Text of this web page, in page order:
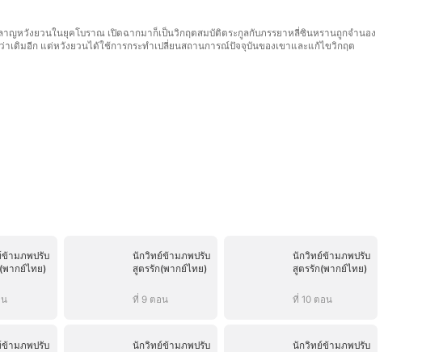
หวังยวนในยุคโบราณ เปิดฉากมาก็เป็นวิกฤตสมบัติตระกูลกับภรรยาหลี่ซินหรานถูกจํานอง
ดิมอีก แต่หวังยวนได้ใช้การกระทำเปลี่ยนสถานการณ์ปัจจุบันของเขาและแก้ไขวิกฤต
ามภพปรับ
พากย์ไทย)
นักวิทย์ข้ามภพปรับ
สูตรรัก(พากย์ไทย)
ที่ 9 ตอน
นักวิทย์ข้ามภพปรับ
สูตรรัก(พากย์ไทย)
ที่ 10 ตอน
ามภพปรับ
นักวิทย์ข้ามภพปรับ
นักวิทย์ข้ามภพปรับ